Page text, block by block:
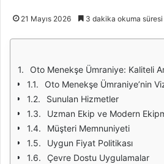
21 Mayıs 2026 3 dakika okuma süresi
Oto Menekşe Ümraniye: Kaliteli
Oto Menekşe Ümraniye’nin
Sunulan Hizmetler
Uzman Ekip ve Modern
Müşteri Memnuniyeti
Uygun Fiyat Politikası
Çevre Dostu Uygulamalar